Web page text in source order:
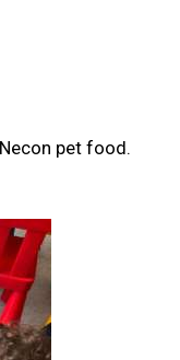
Necon pet food.